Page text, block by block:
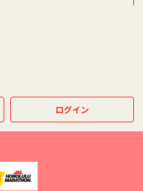
ログイン